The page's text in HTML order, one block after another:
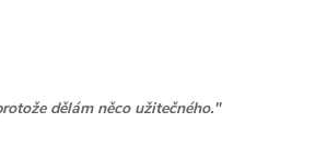
dělám něco užitečného."